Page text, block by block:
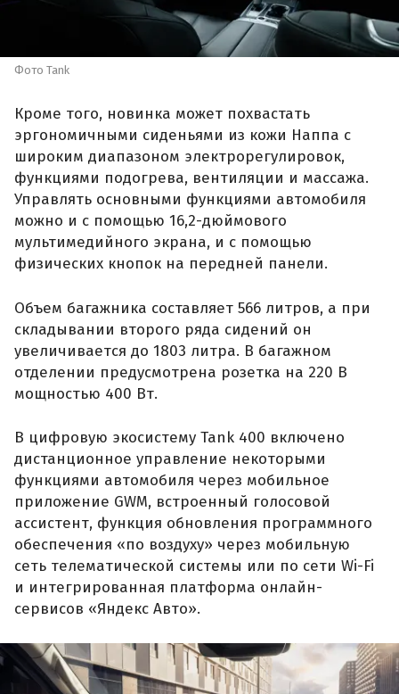
Фото Tank
Кроме того, новинка может похвастать
эргономичными сиденьями из кожи Наппа с
широким диапазоном электрорегулировок,
функциями подогрева, вентиляции и массажа.
Управлять основными функциями автомобиля
можно и с помощью 16,2-дюймового
мультимедийного экрана, и с помощью
физических кнопок на передней панели.
Объем багажника составляет 566 литров, а при
складывании второго ряда сидений он
увеличивается до 1803 литра. В багажном
отделении предусмотрена розетка на 220 В
мощностью 400 Вт.
В цифровую экосистему Tank 400 включено
дистанционное управление некоторыми
функциями автомобиля через мобильное
приложение GWM, встроенный голосовой
ассистент, функция обновления программного
обеспечения «по воздуху» через мобильную
сеть телематической системы или по сети Wi-Fi
и интегрированная платформа онлайн-
сервисов «Яндекс Авто».